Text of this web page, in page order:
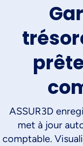
ASSUR3D
met à jour
comptable.